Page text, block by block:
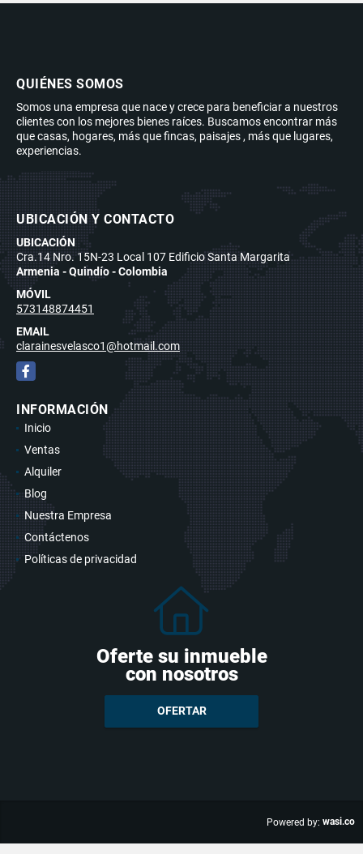
QUIÉNES SOMOS
Somos una empresa que nace y crece para beneficiar a nuestros
clientes con los mejores bienes raíces. Buscamos encontrar más
que casas, hogares, más que fincas, paisajes , más que lugares,
experiencias.
UBICACIÓN Y CONTACTO
UBICACIÓN
Cra.14 Nro. 15N-23 Local 107 Edificio Santa Margarita
Armenia - Quindío - Colombia
MÓVIL
573148874451
EMAIL
clarainesvelasco1@hotmail.com
Facebook
INFORMACIÓN
Inicio
Ventas
Alquiler
Blog
Nuestra Empresa
Contáctenos
Políticas de privacidad
Oferte su inmueble
con nosotros
OFERTAR
Powered by: wasi.co